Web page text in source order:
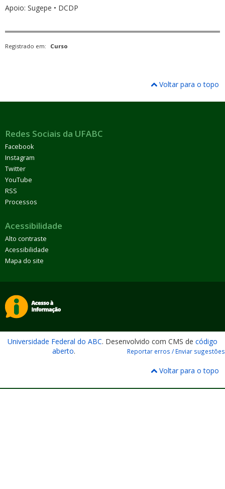
Apoio: Sugepe • DCDP
Registrado em: Curso
Voltar para o topo
Redes Sociais da UFABC
Facebook
Instagram
Twitter
YouTube
RSS
Processos
Acessibilidade
Alto contraste
Acessibilidade
Mapa do site
Universidade Federal do ABC. Desenvolvido com CMS de código
aberto. Reportar erros / Enviar sugestões
Voltar para o topo